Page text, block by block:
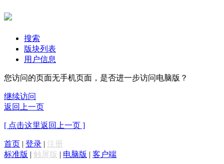
搜索
版块列表
用户信息
您访问的页面无手机页面，是否进一步访问电脑版？
继续访问
返回上一页
[ 点击这里返回上一页 ]
首页 | 登录 | 注册
标准版 | 触屏版 | 电脑版 | 客户端